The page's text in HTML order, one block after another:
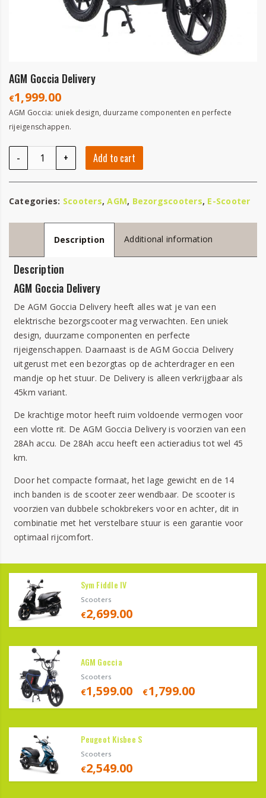
AGM Goccia Delivery
€1,999.00
AGM Goccia: uniek design, duurzame componenten en perfecte
rijeigenschappen.
-
AGM Goccia Delivery quantity
+ Add to cart
Categories: Scooters,AGM, Bezorgscooters, E-Scooter
Description Additional information
Description
AGM Goccia Delivery
De AGM Goccia Delivery heeft alles wat je van een
elektrische bezorgscooter mag verwachten. Een uniek
design, duurzame componenten en perfecte
rijeigenschappen. Daarnaast is de AGM Goccia Delivery
uitgerust met een bezorgtas op de achterdrager en een
mandje op het stuur. De Delivery is alleen verkrijgbaar als
45km variant.
De krachtige motor heeft ruim voldoende vermogen voor
een vlotte rit. De AGM Goccia Delivery is voorzien van een
28Ah accu. De 28Ah accu heeft een actieradius tot wel 45
km.
Door het compacte formaat, het lage gewicht en de 14
inch banden is de scooter zeer wendbaar. De scooter is
voorzien van dubbele schokbrekers voor en achter, dit in
combinatie met het verstelbare stuur is een garantie voor
optimaal rijcomfort.
Sym Fiddle IV
Scooters
€2,699.00
AGM Goccia
Scooters
€1,599.00 €1,799.00
Peugeot Kisbee S
Scooters
€2,549.00